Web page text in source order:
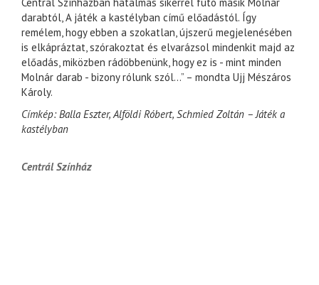
darabtól, A játék a kastélyban című előadástól. Így
remélem, hogy ebben a szokatlan, újszerű megjelenésében
is elkápráztat, szórakoztat és elvarázsol mindenkit majd az
előadás, miközben rádöbbenünk, hogy ez is - mint minden
Molnár darab - bizony rólunk szól...” – mondta Ujj Mészáros
Károly.
Címkép: Balla Eszter, Alföldi Róbert, Schmied Zoltán – Játék a
kastélyban
Centrál Színház